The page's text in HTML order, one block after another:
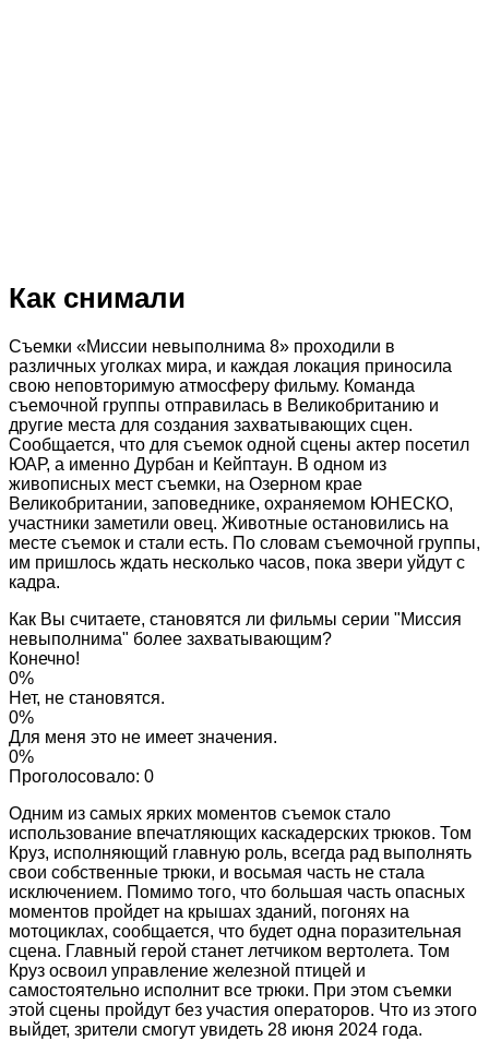
Как снимали
Съемки «Миссии невыполнима 8» проходили в
различных уголках мира, и каждая локация приносила
свою неповторимую атмосферу фильму. Команда
съемочной группы отправилась в Великобританию и
другие места для создания захватывающих сцен.
Сообщается, что для съемок одной сцены актер посетил
ЮАР, а именно Дурбан и Кейптаун. В одном из
живописных мест съемки, на Озерном крае
Великобритании, заповеднике, охраняемом ЮНЕСКО,
участники заметили овец. Животные остановились на
месте съемок и стали есть. По словам съемочной группы,
им пришлось ждать несколько часов, пока звери уйдут с
кадра.
Как Вы считаете, становятся ли фильмы серии "Миссия
невыполнима" более захватывающим?
Конечно!
0%
Нет, не становятся.
0%
Для меня это не имеет значения.
0%
Проголосовало: 0
Одним из самых ярких моментов съемок стало
использование впечатляющих каскадерских трюков. Том
Круз, исполняющий главную роль, всегда рад выполнять
свои собственные трюки, и восьмая часть не стала
исключением. Помимо того, что большая часть опасных
моментов пройдет на крышах зданий, погонях на
мотоциклах, сообщается, что будет одна поразительная
сцена. Главный герой станет летчиком вертолета. Том
Круз освоил управление железной птицей и
самостоятельно исполнит все трюки. При этом съемки
этой сцены пройдут без участия операторов. Что из этого
выйдет, зрители смогут увидеть 28 июня 2024 года.